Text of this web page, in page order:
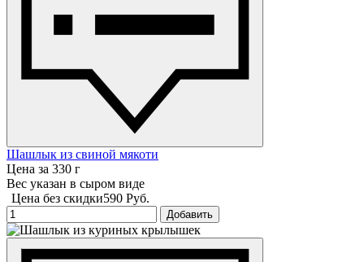
Шашлык из свиной мякоти
Цена за 330 г
Вес указан в сыром виде
Цена без скидки590 Руб.
Добавить